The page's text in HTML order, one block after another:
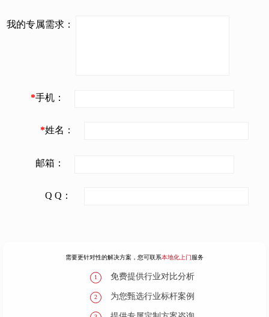
我的专属需求：
*手机：
*姓名：
邮箱：
Q Q：
需要更针对性的解决方案，您可联系本地化上门 服务
1 免费提供行业对比分析
2 为您甄选行业标杆案例